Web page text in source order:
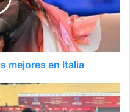
mejores en Italia